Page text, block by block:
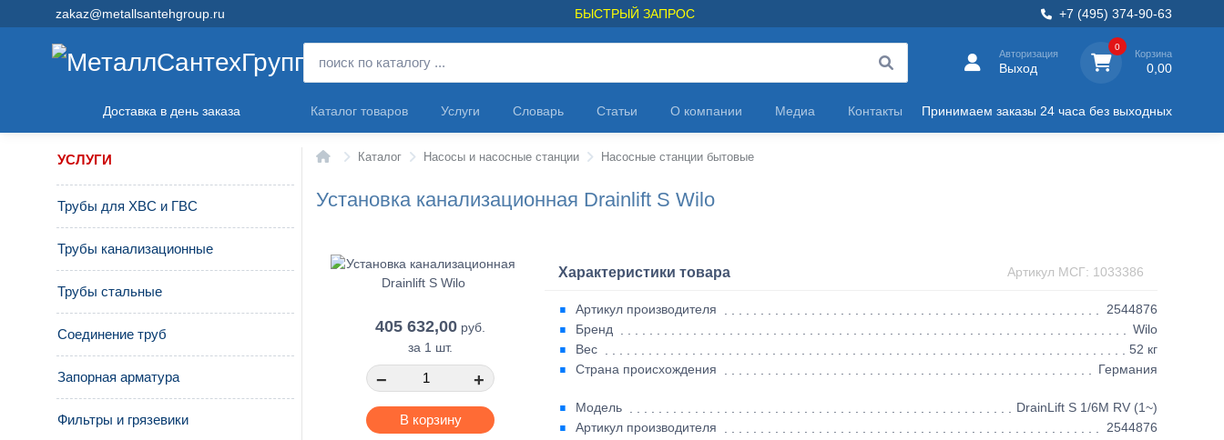
zakaz@metallsantehgroup.ru БЫСТРЫЙ ЗАПРОС +7 (495) 374-90-63
Авторизация
Выход
0
Корзина
0,00
Доставка в день заказа Каталог товаров Услуги Словарь Статьи О компании Медиа Контакты Принимаем заказы 24 часа без выходных
УСЛУГИ
Трубы для ХВС и ГВС
Трубы канализационные
Трубы стальные
Соединение труб
Запорная арматура
Фильтры и грязевики
ГлавнаяКаталог Насосы и насосные станции Насосные станции бытовые
Установка канализационная Drainlift S Wilo
405 632,00 руб.
за 1 шт.
− +
В корзину
Характеристики товара Артикул МСГ: 1033386
Артикул производителя
2544876
Бренд
Wilo
Вес
52 кг
Страна происхождения
Германия
Модель
DrainLift S 1/6M RV (1~)
Артикул производителя
2544876